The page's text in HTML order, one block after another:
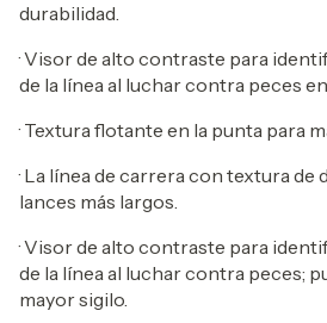
durabilidad.
· Visor de alto contraste para
de la línea al luchar contra peces
· Textura flotante en la punta para
· La línea de carrera con textura
lances más largos.
· Visor de alto contraste para
de la línea al luchar contra peces;
mayor sigilo.